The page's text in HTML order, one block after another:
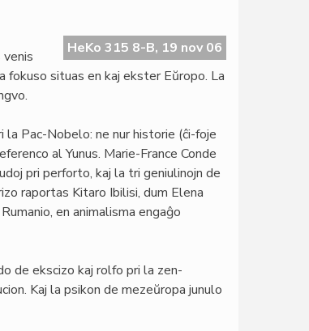
HeKo 315 8-B, 19 nov 06
venis
situas en kaj ekster Eŭropo. La
Pac-Nobelo: ne nur historie (ĉi-foje
al Yunus. Marie-France Conde
pri perforto, kaj la tri geniulinojn de
raportas Kitaro Ibilisi, dum Elena
en animalisma engaĝo
de ekscizo kaj rolfo pri la zen-
Kaj la psikon de mezeŭropa junulo